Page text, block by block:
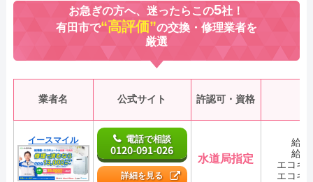
お急ぎの方へ、迷ったらこの5社！
有田市で“高評価”の交換・修理業者を
厳選
業者名 公式サイト 許認可・資格
イースマイル 電話で相談
0120-091-026
詳細を見る
水道局指定
給
給
エコキ
エコキ